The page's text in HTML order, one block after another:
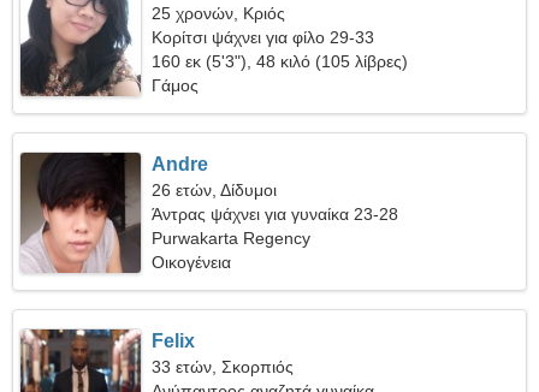
25 χρονών, Κριός
Κορίτσι ψάχνει για φίλο 29-33
160 εκ (5'3"), 48 κιλό (105 λίβρες)
Γάμος
Andre
26 ετών, Δίδυμοι
Άντρας ψάχνει για γυναίκα 23-28
Purwakarta Regency
Οικογένεια
Felix
33 ετών, Σκορπιός